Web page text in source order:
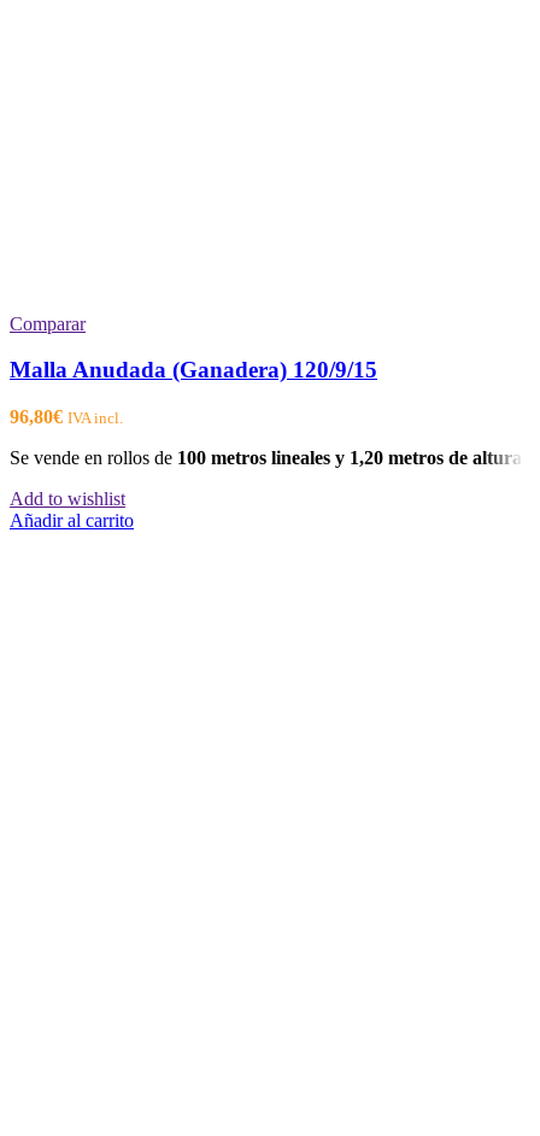
Comparar
Malla Anudada (Ganadera) 120/9/15
96,80€ IVA incl.
Se vende en rollos de 100 metros lineales y 1,20 metros de altura
Add to wishlist
Añadir al carrito